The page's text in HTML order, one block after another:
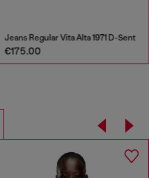
Jeans Regular Vita Alta 1971 D-Sent
€175.00